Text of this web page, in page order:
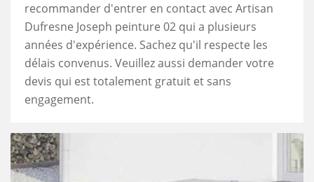
recommander d'entrer en contact avec Artisan
Dufresne Joseph peinture 02 qui a plusieurs
années d'expérience. Sachez qu'il respecte les
délais convenus. Veuillez aussi demander votre
devis qui est totalement gratuit et sans
engagement.